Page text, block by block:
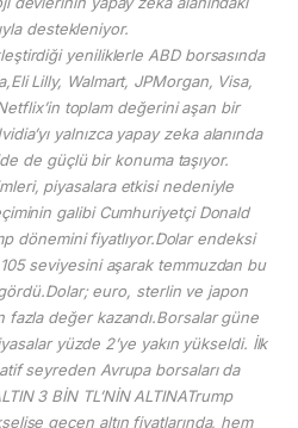
destekleniyor.
yeniliklerle ABD borsasında
Lilly, Walmart, JPMorgan, Visa,
toplam değerini aşan bir
yalnızca yapay zeka alanında
de güçlü bir konuma taşıyor.
piyasalara etkisi nedeniyle
galibi Cumhuriyetçi Donald
dönemini fiyatlıyor.Dolar endeksi
seviyesini aşarak temmuzdan bu
euro, sterlin ve japon
fazla değer kazandı.Borsalar güne
yüzde 2’ye yakın yükseldi. İlk
seyreden Avrupa borsaları da
3 BİN TL’NİN ALTINATrump
geçen altın fiyatlarında, hem